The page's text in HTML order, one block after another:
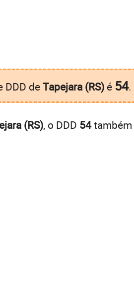
DDD deTapejara (RS) é 54.
(RS), o DDD 54também